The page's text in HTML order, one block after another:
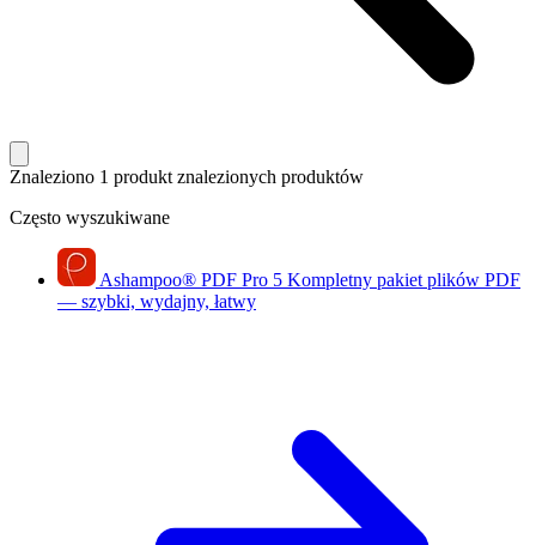
Znaleziono 1 produkt znalezionych produktów
Często wyszukiwane
Ashampoo® PDF Pro 5 Kompletny pakiet plików PDF
— szybki, wydajny, łatwy